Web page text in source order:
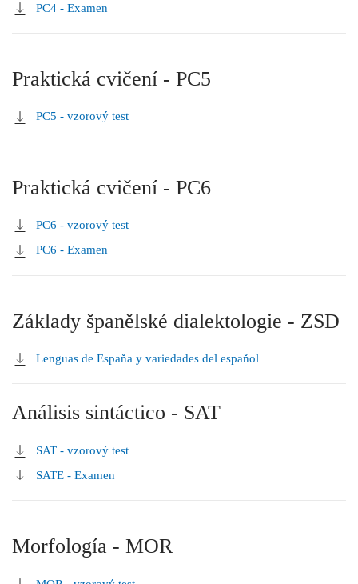
PC4 - Examen
Praktická cvičení - PC5
PC5 - vzorový test
Praktická cvičení - PC6
PC6 - vzorový test
PC6 - Examen
Základy španělské dialektologie - ZSD
Lenguas de Espaňa y variedades del espaňol
Análisis sintáctico - SAT
SAT - vzorový test
SATE - Examen
Morfología - MOR